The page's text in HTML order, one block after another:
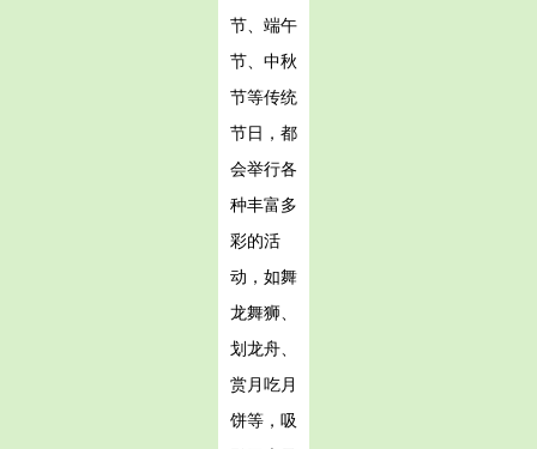
节、端午
节、中秋
节等传统
节日，都
会举行各
种丰富多
彩的活
动，如舞
龙舞狮、
划龙舟、
赏月吃月
饼等，吸